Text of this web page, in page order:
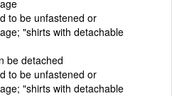
to be unfastened or
"shirts with detachable
be detached
to be unfastened or
"shirts with detachable